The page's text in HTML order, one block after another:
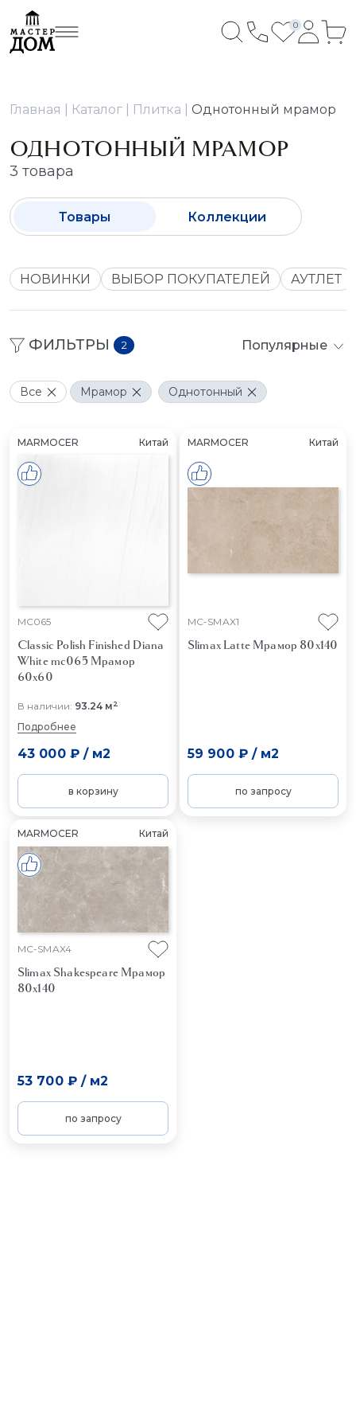
0
Главная Каталог Плитка Однотонный мрамор
ОДНОТОННЫЙ МРАМОР
3 товара
Товары Коллекции
НОВИНКИ ВЫБОР ПОКУПАТЕЛЕЙ АУТЛЕТ
ФИЛЬТРЫ 2 Популярные
Все Мрамор Однотонный
MARMOCER Китай
MC065
Classic Polish Finished Diana
White mc065 Мрамор
60x60
В наличии: 93.24 м2
Подробнее
43 000 ₽/ м2
в корзину
MARMOCER Китай
MC-SMAX1
Slimax Latte Мрамор 80x140
59 900 ₽/ м2
по запросу
MARMOCER Китай
MC-SMAX4
Slimax Shakespeare Мрамор
80x140
53 700 ₽/ м2
по запросу